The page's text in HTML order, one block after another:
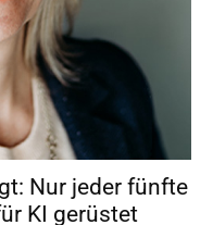
Nur jeder fünfte
KI gerüstet